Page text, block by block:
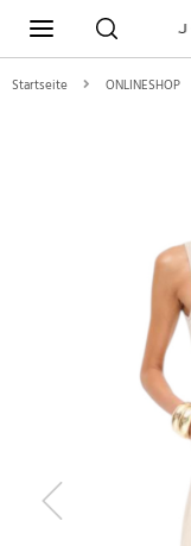
Startseite ONLINESHOP
Previous